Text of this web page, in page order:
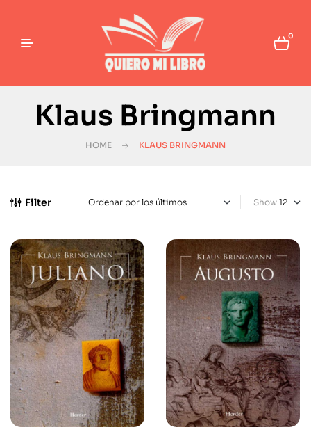
0
Klaus Bringmann
HOME KLAUS BRINGMANN
Filter Show